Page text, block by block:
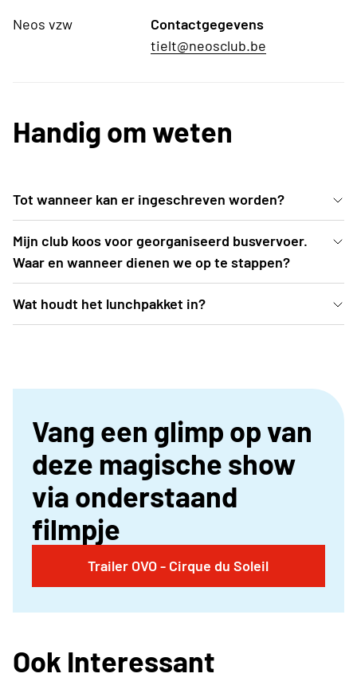
Neos vzw
Contactgegevens
tielt@neosclub.be
Handig om weten
Tot wanneer kan er ingeschreven worden?
Inschrijven kan uiterlijk t.e.m. vrijdag 26 juni 2026 of
tot zolang de voorraad strekt.
Mijn club koos voor georganiseerd busvervoer.
Waar en wanneer dienen we op te stappen?
De busroutes worden opgemaakt nadat
inschrijvingen zijn afgesloten. Een drietal weken
inclusief alle praktische info, in de mailbox
Wat houdt het lunchpakket in?
lekker lunchpakket op de bus. Dit pakket bestaat uit
flesje water (50 cl).
Vang een glimp op van
deze magische show
via onderstaand
filmpje
Trailer OVO - Cirque du Soleil
Ook Interessant